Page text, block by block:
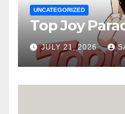
UNCATEGORIZED
Top Joy
JULY 21, 2026